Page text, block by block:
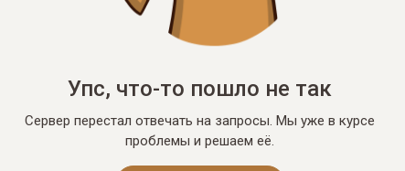
Упс, что-то пошло не так
Сервер перестал отвечать на запросы. Мы уже в курсе
проблемы и решаем её.